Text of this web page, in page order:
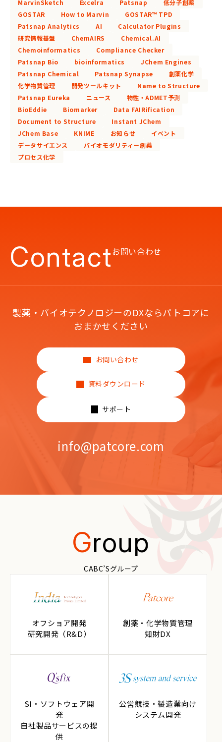
MarvinSketch Excelra Patsnap
低分子創薬
GOSTAR
How to Marvin
GOSTAR™ TPD
Patsnap Analytics
AI
Calculator Plugins
研究情報基盤
ChemAIRS
Chemical.AI
Chemoinformatics
Compliance Checker
Patsnap Bio
bioinformatics
JChem Engines
Patsnap Chemical
Patsnap Synapse
創薬化学
化学物質管理
開発ツールキット
Name to Structure
Patsnap Eureka
ニュース
物性・ADMET予測
BioEddie
Biomarker
Data FAIRification
Document to Structure
Instant JChem
JChem Base
KNIME お知らせ
イベント
データサイエンス
バイオモダリティー創薬
プロセス化学
Contactお問い合わせ
製薬・バイオテクノロジーのDXならパトコアに
おまかせください
お問い合わせ
資料ダウンロード
サポート
info@patcore.com
Group
CABC’Sグループ
オフショア開発
研究開発（R&D）
創薬・化学物質管理
知財DX
SI・ソフトウェア開
発
自社製品サービスの提
供
公営競技・製造業向け
システム開発